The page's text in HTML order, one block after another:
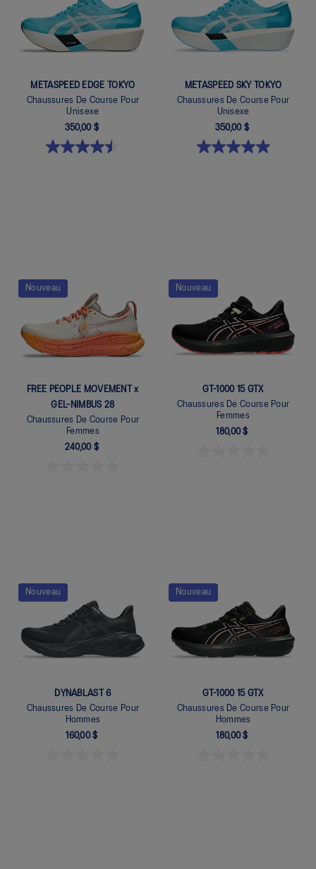
METASPEED EDGE TOKYO
Chaussures De Course Pour
Unisexe
350,00 $
Quickview
METASPEED SKY TOKYO
Chaussures De Course Pour
Unisexe
350,00 $
Quickview
Nouveau
FREE PEOPLE MOVEMENT x
GEL-NIMBUS 28
Chaussures De Course Pour
Femmes
240,00 $
Nouveau
GT-1000 15 GTX
Chaussures De Course Pour
Femmes
180,00 $
Quickview
Nouveau
DYNABLAST 6
Chaussures De Course Pour
Hommes
160,00 $
Nouveau
GT-1000 15 GTX
Chaussures De Course Pour
Hommes
180,00 $